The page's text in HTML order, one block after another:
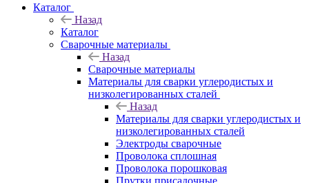
Каталог
Назад
Каталог
Сварочные материалы
Назад
Сварочные материалы
Материалы для сварки углеродистых и
низколегированных сталей
Назад
Материалы для сварки углеродистых и
низколегированных сталей
Электроды сварочные
Проволока сплошная
Проволока порошковая
Прутки присадочные